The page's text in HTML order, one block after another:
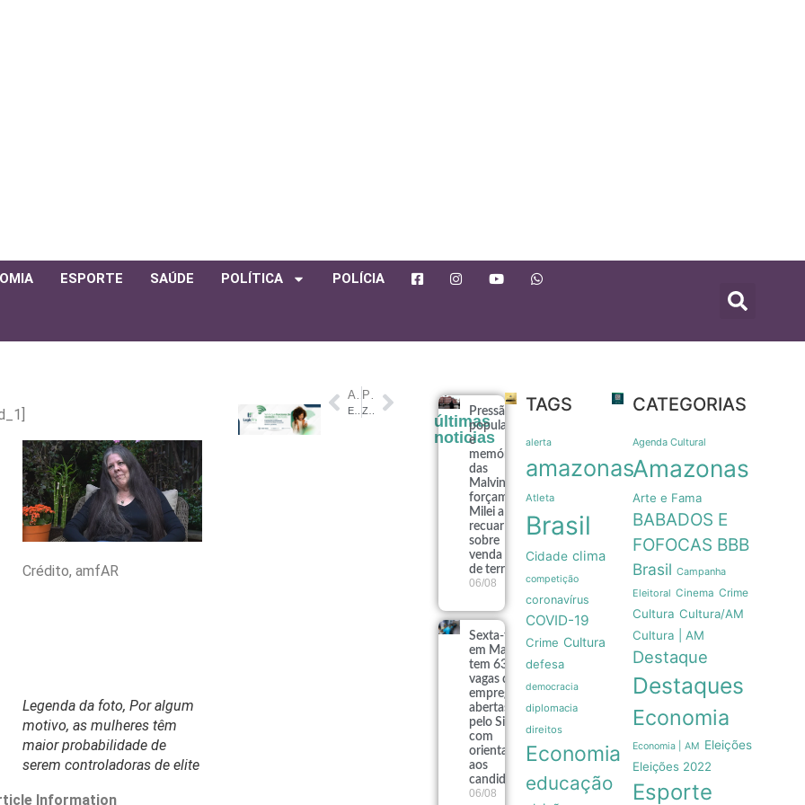
ESPORTE SAÚDE POLÍTICA POLÍCIA
Crédito, amfAR
Legenda da foto, Por algum
motivo, as mulheres têm
maior probabilidade de
serem controladoras de elite
Information
ANTERIOR
Exame toxicológico passa a ser obrigatório para primeira CNH de moto e carro no Amazonas – Amazonas
PRÓXIMO
últimas
noticias
Pressão
popular
e
memória
das
Malvinas
forçam
Milei a
recuar
sobre
venda
de terras
06/08
Sexta-feira
em Manaus
tem 639
vagas de
emprego
abertas
pelo Sine
com
orientações
aos
candidatos
06/08
TAGS
alerta
amazonas
Atleta
Brasil
Cidade clima
competição
coronavírus
COVID-19
Crime Cultura
defesa
democracia
diplomacia
direitos
Economia
educação
CATEGORIAS
Agenda Cultural
Amazonas
Arte e Fama
BABADOS E
FOFOCAS BBB
Brasil Campanha
Eleitoral Cinema Crime
Cultura Cultura/AM
Cultura | AM
Destaque
Destaques
Economia
Economia | AM Eleições
Eleições 2022
Esporte